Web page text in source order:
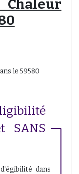
le 59580
SANS
dans